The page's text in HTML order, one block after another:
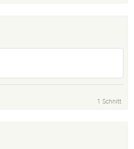
1 Schnitt